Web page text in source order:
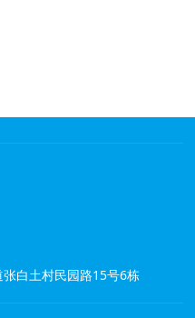
白土村民园路15号6栋